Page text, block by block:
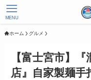
MENU
ホーム グルメ
【富士宮市】
店』自家製麺